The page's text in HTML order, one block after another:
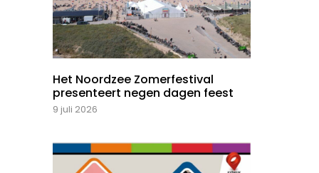
Het Noordzee Zomerfestival
presenteert negen dagen feest
9 juli 2026